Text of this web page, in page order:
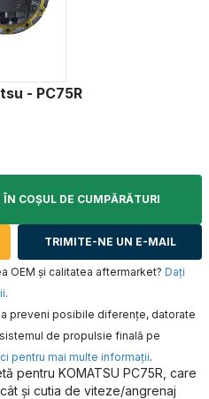
- PC75R
ÎN COŞUL DE CUMPĂRĂTURI
TRIMITE-NE UN E-MAIL
OEM și calitatea aftermarket? Daţi
.
preveni posibile diferenţe, datorate
de propulsie finală pe
pentru mai multe informaţii.
pentru KOMATSU PC75R, care
și cutia de viteze/angrenaj